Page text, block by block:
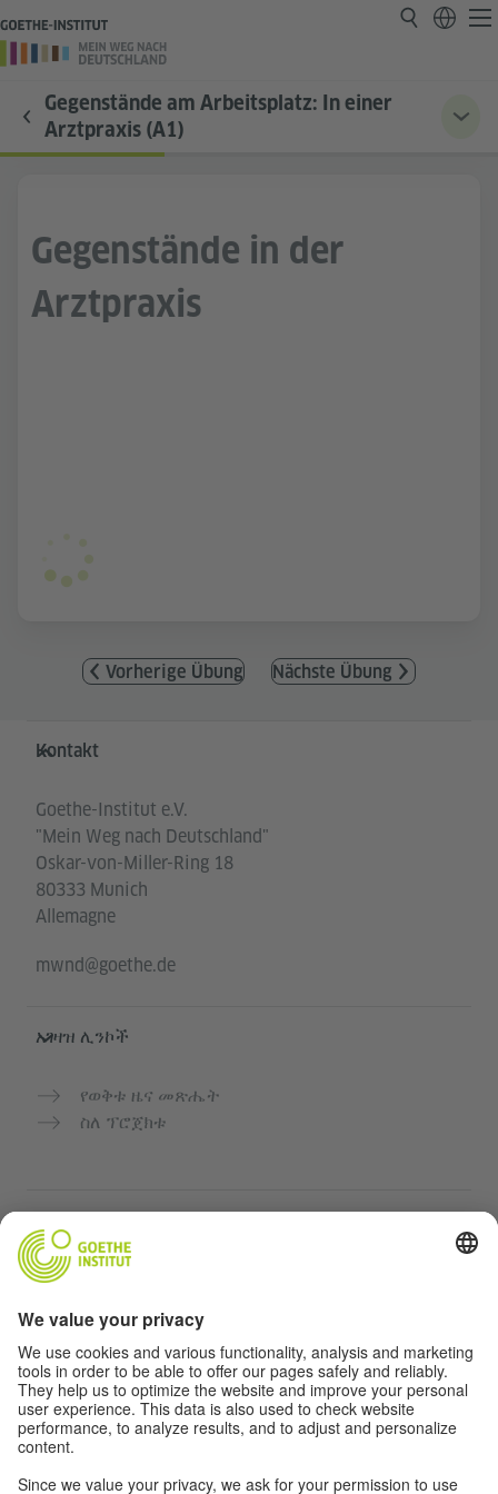
Gegenstände am Arbeitsplatz: In einer
Arztpraxis (A1)
Gegenstände in der
Arztpraxis
Vorherige Übung Nächste Übung
Service- und Informationsbereich
Kontakt
Goethe-Institut e.V.
"Mein Weg nach Deutschland"
Oskar-von-Miller-Ring 18
80333 Munich
Allemagne
mwnd@goethe.de
አገዛዝ ሊንኮች
የወቅቱ ዜና መጽሔት
ስለ ፕሮጀክቱ
የGoethe-Institut የጀርመን ቋንቋ ክፍሎች
የአስተማማኝ መድረክ „Deutschstunde“
ግላዊነት እና አንዳች እንቅስቃሴ የለሽ መዳረሻ